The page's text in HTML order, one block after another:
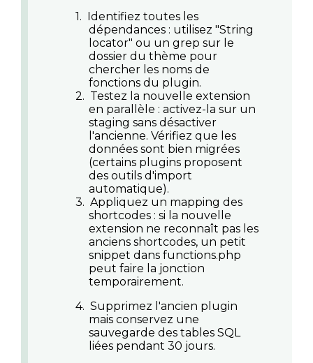
1.
Identifiez toutes les
dépendances : utilisez "String
locator" ou un grep sur le
dossier du thème pour
chercher les noms de
fonctions du plugin.
2. Testez la nouvelle extension
en parallèle : activez-la sur un
staging sans désactiver
l'ancienne. Vérifiez que les
données sont bien migrées
(certains plugins proposent
des outils d'import
automatique).
3. Appliquez un mapping des
shortcodes : si la nouvelle
extension ne reconnaît pas les
anciens shortcodes, un petit
snippet dans functions.php
peut faire la jonction
temporairement.
4. Supprimez l'ancien plugin
mais conservez une
sauvegarde des tables SQL
liées pendant 30 jours.